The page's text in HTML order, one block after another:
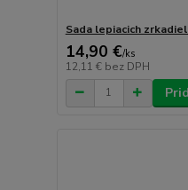
Sada lepiacich
14,90 €/ks
12,11 € bez DPH